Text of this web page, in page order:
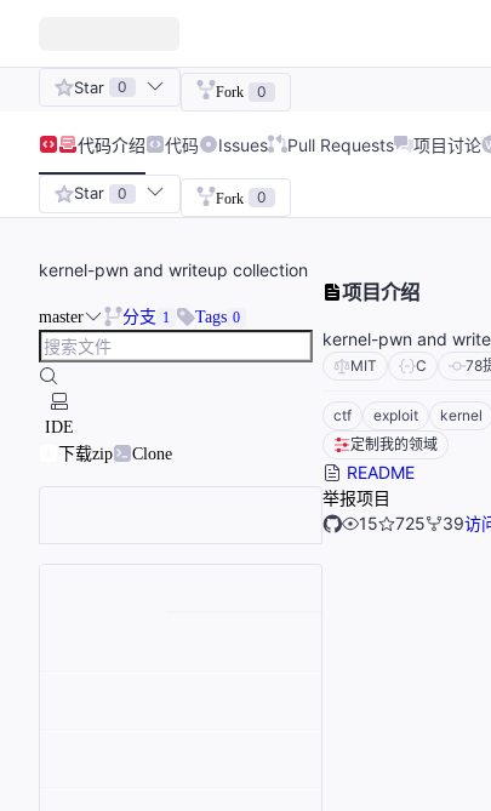
Star 0 Fork 0
代码介绍 代码 Issues Pull Requests 项目讨论
Star 0 Fork 0
kernel-pwn and writeup collection
master 分支 1 Tags 0
IDE
下载zip
Clone
项目介绍
kernel-pwn and
MIT C 78
ctf exploit
kernel
定制我的领域
README
举报项目
15
725 39访